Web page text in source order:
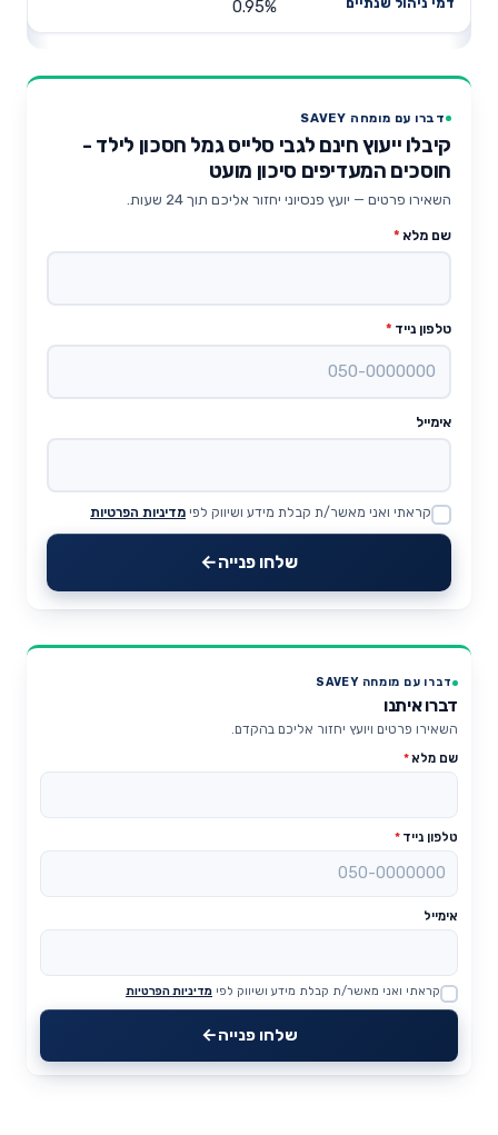
0.95%
דברו עם מומחה SAVEY
קיבלו ייעוץ חינם לגבי סלייס גמל חסכון לילד -
חוסכים המעדיפים סיכון מועט
השאירו פרטים — יועץ פנסיוני יחזור אליכם תוך 24 שעות.
שם מלא *
טלפון נייד *
אימייל
Website
קראתי ואני מאשר/ת קבלת מידע ושיווק לפי מדיניות הפרטיות
שלחו פנייה
דברו עם מומחה SAVEY
דברו איתנו
השאירו פרטים ויועץ יחזור אליכם בהקדם.
שם מלא*
טלפון נייד *
אימייל
Website
קראתי ואני מאשר/ת קבלת מידע ושיווק לפי מדיניות הפרטיות
שלחו פנייה